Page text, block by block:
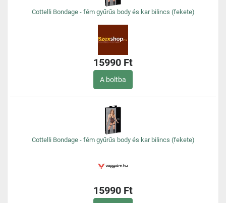
Cottelli Bondage - fém gyűrűs body és kar bilincs (fekete)
15990 Ft
A boltba
Cottelli Bondage - fém gyűrűs body és kar bilincs (fekete)
15990 Ft